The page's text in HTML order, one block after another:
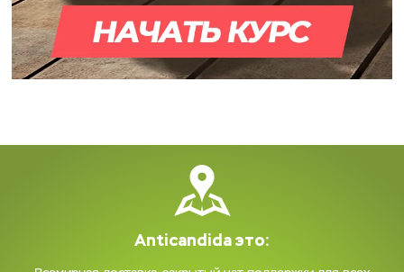
Anticandida это: